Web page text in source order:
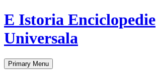
E Istoria Enciclopedie
Universala
Search
Primary Menu Skip
to